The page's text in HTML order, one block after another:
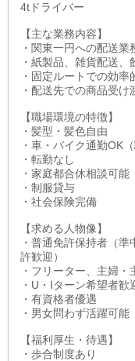
4tドライバー
【主な業務内容】
・関東一円への配送業
・紙製品、雑貨配送、
・固定ルートでの効率
・配送先での商品受け
【職場環境の特徴】
・髪型・髪色自由
・車・バイク通勤OK
・転勤なし
・家庭都合休相談可能
・制服貸与
・社会保険完備
【求める人物像】
・普通免許保持者（
許歓迎）
・フリーター、主婦・
・U・Iターン希望者歓
・有資格者優遇
・男女問わず活躍可能
【福利厚生・待遇】
・歩合制度あり